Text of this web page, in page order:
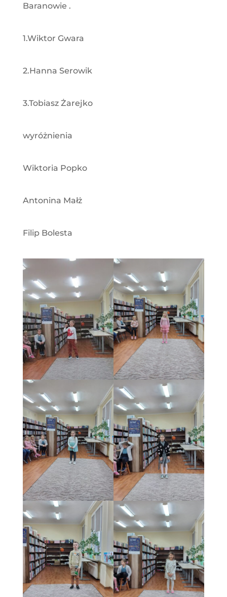
Baranowie .
1.Wiktor Gwara
2.Hanna Serowik
3.Tobiasz Żarejko
wyróżnienia
Wiktoria Popko
Antonina Małż
Filip Bolesta